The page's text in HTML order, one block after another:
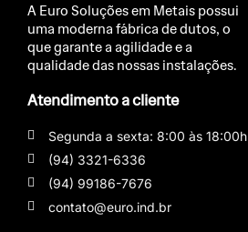
A Euro Soluções em Metais possui
uma moderna fábrica de dutos, o
que garante a agilidade e a
qualidade das nossas instalações.
Atendimento a cliente
Segunda a sexta: 8:00 às 18:00h
(94) 3321-6336
(94) 99186-7676
contato@euro.ind.br